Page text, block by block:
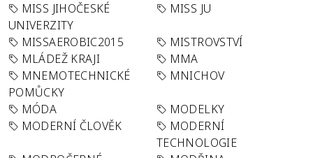
MISS JIHOČESKÉ
UNIVERZITY
MISS JU
MISSAEROBIC2015
MISTROVSTVÍ
MLÁDEŽ KRAJI
MMA
MNEMOTECHNICKÉ
POMŮCKY
MNICHOV
MÓDA
MODELKY
MODERNÍ ČLOVĚK
MODERNÍ
TECHNOLOGIE